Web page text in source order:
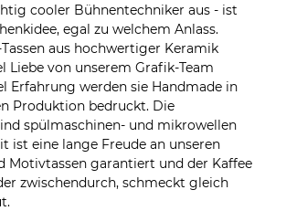
cooler Bühnentechniker aus - ist
egal zu welchem Anlass.
aus hochwertiger Keramik
Liebe von unserem Grafik-Team
Erfahrung werden sie Handmade in
Produktion bedruckt. Die
spülmaschinen- und mikrowellen
ist eine lange Freude an unseren
Motivtassen garantiert und der Kaffee
zwischendurch, schmeckt gleich